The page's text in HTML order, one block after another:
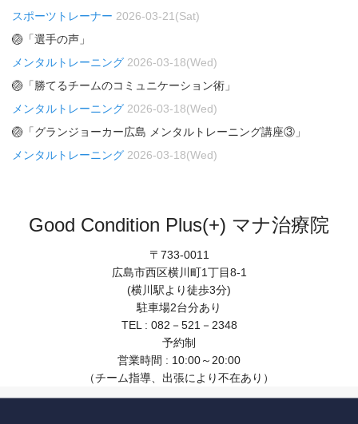
スポーツトレーナー 2026-03-21(Sat)
🏐「選手の声」
メンタルトレーニング 2026-03-18(Wed)
🏐「勝てるチームのコミュニケーション術」
メンタルトレーニング 2026-03-18(Wed)
🏐「グランジョーカー広島 メンタルトレーニング講座③」
メンタルトレーニング 2026-03-18(Wed)
Good Condition Plus(+) マナ治療院
〒733-0011
広島市西区横川町1丁目8-1
(横川駅より徒歩3分)
駐車場2台分あり
TEL : 082－521－2348
予約制
営業時間 : 10:00～20:00
（チーム指導、出張により不在あり）